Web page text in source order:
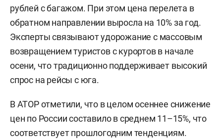
рублей с багажом. При этом цена перелета в
обратном направлении выросла на 10% за год.
Эксперты связывают удорожание с массовым
возвращением туристов с курортов в начале
осени, что традиционно поддерживает высокий
спрос на рейсы с юга.
В АТОР отметили, что в целом осеннее снижение
цен по России составило в среднем 11–15%, что
соответствует прошлогодним тенденциям.